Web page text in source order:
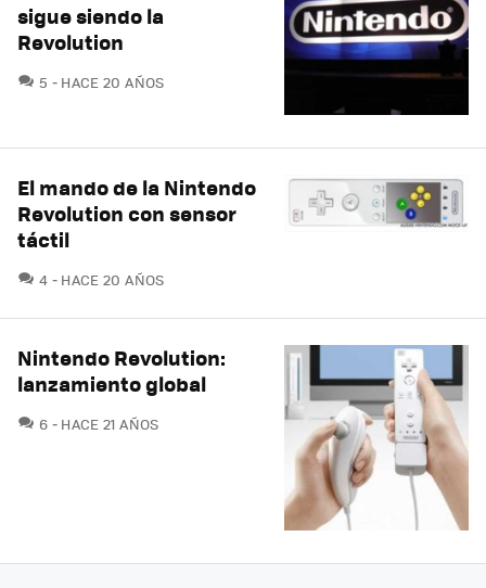
sigue siendo la
Revolution
5 COMENTARIOS
HACE 20 AÑOS
El mando de la Nintendo
Revolution con sensor
táctil
4 COMENTARIOS
HACE 20 AÑOS
Nintendo Revolution:
lanzamiento global
6 COMENTARIOS
HACE 21 AÑOS